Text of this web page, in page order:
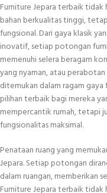
Furniture Jepara terbaik tidak
bahan berkualitas tinggi,
fungsional. Dari gaya klasik
inovatif, setiap potongan
memenuhi selera beragam
yang nyaman, atau
ditemukan dalam ragam
pilihan terbaik bagi mereka
mempercantik rumah, tetapi
fungsionalitas maksimal.
Penataan ruang yang
Jepara. Setiap potongan
dalam ruangan, memberikan
Furniture Jepara terbaik